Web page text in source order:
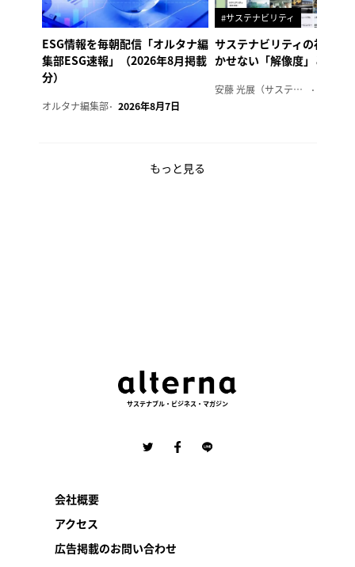
ESG情報を毎朝配信「オルタナ編
集部ESG速報」（2026年8月掲載
分）
オルタナ編集部 2026年8月7日
#サステナビリティ
サステナビリティの社内浸
かせない「解像度」とは
安藤 光展（サステナビリティ・コンサルタント）
もっと見る
サステナブル・ビジネス・マガジン
会社概要
アクセス
広告掲載のお問い合わせ